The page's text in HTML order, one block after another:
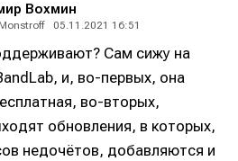
Вохмин
05.11.2021 16:51
Сам сижу на
и, во-первых, она
во-вторых,
обновления, в которых,
недочётов, добавляются и